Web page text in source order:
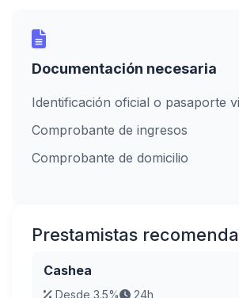
Documentación necesaria
Identificación oficial o pasaporte
Comprobante de ingresos
Comprobante de domicilio
Prestamistas
Cashea
Desde 3.5% 24h